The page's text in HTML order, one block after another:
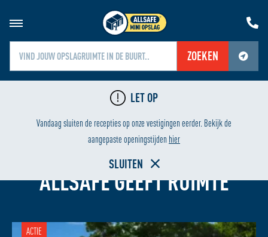
ZOEKEN
Jouw locatiediensten zijn uitgeschakeld.
Schakel jouw locatiediensten in om deze functie te gebruiken.
LET OP
Vandaag sluiten de recepties op onze vestigingen eerder. Bekijk de
aangepaste openingstijden hier
SLUITEN
LAAGSTE PRIJS
OPSLAGRUIMTE HUREN IN ARNHEM ZUID
ALLSAFE GEEFT RUIMTE
ACTIE